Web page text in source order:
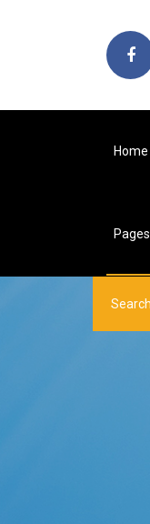
Home
Pages